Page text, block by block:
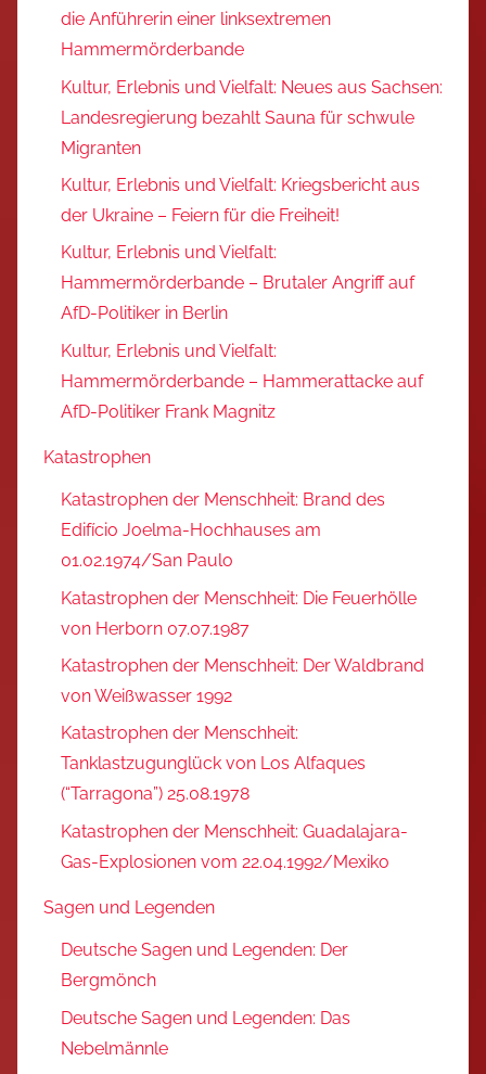
die Anführerin einer linksextremen
Hammermörderbande
Kultur, Erlebnis und Vielfalt: Neues aus Sachsen:
Landesregierung bezahlt Sauna für schwule
Migranten
Kultur, Erlebnis und Vielfalt: Kriegsbericht aus
der Ukraine – Feiern für die Freiheit!
Kultur, Erlebnis und Vielfalt:
Hammermörderbande – Brutaler Angriff auf
AfD-Politiker in Berlin
Kultur, Erlebnis und Vielfalt:
Hammermörderbande – Hammerattacke auf
AfD-Politiker Frank Magnitz
Katastrophen
Katastrophen der Menschheit: Brand des
Edifício Joelma-Hochhauses am
01.02.1974/San Paulo
Katastrophen der Menschheit: Die Feuerhölle
von Herborn 07.07.1987
Katastrophen der Menschheit: Der Waldbrand
von Weißwasser 1992
Katastrophen der Menschheit:
Tanklastzugunglück von Los Alfaques
(“Tarragona”) 25.08.1978
Katastrophen der Menschheit: Guadalajara-
Gas-Explosionen vom 22.04.1992/Mexiko
Sagen und Legenden
Deutsche Sagen und Legenden: Der
Bergmönch
Deutsche Sagen und Legenden: Das
Nebelmännle